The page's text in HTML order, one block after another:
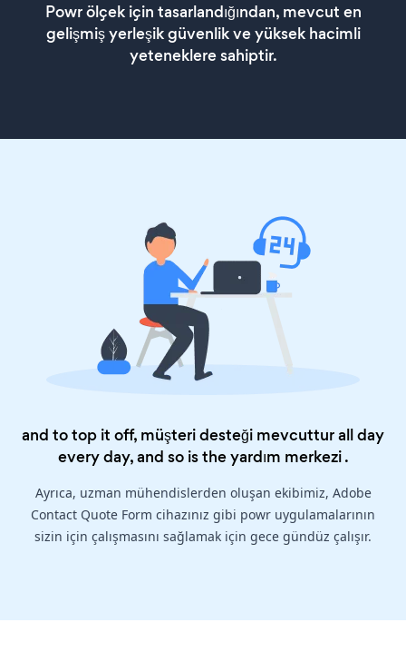
Powr ölçek için tasarlandığından, mevcut en
gelişmiş yerleşik güvenlik ve yüksek hacimli
yeteneklere sahiptir.
and to top it off, müşteri desteği mevcuttur all day
every day, and so is theyardım merkezi.
Ayrıca, uzman mühendislerden oluşan ekibimiz, Adobe
Contact Quote Form cihazınız gibi powr uygulamalarının
sizin için çalışmasını sağlamak için gece gündüz çalışır.